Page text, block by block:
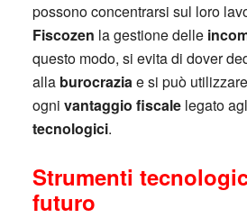
possono concentrarsi sul loro
Fiscozen la gestione delle
questo modo, si evita di dover
alla burocraziae si può
ogni vantaggio fiscalelegato
tecnologici.
Strumenti
futuro